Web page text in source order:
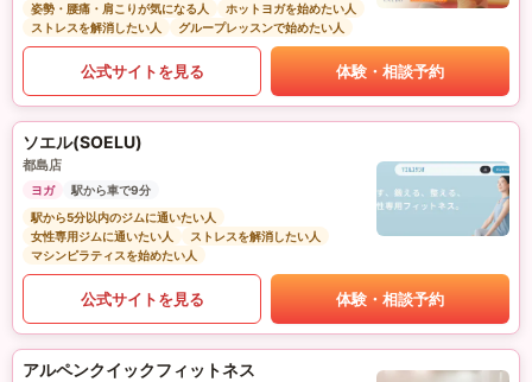
姿勢・腰痛・肩こりが気になる人
ホットヨガを始めたい人
ストレスを解消したい人
グループレッスンで始めたい人
公式サイトを見る 体験・相談予約
ソエル(SOELU)
都島店
ヨガ
駅から車で9分
駅から5分以内のジムに通いたい人
女性専用ジムに通いたい人
ストレスを解消したい人
マシンピラティスを始めたい人
公式サイトを見る 体験・相談予約
アルペンクイックフィットネス